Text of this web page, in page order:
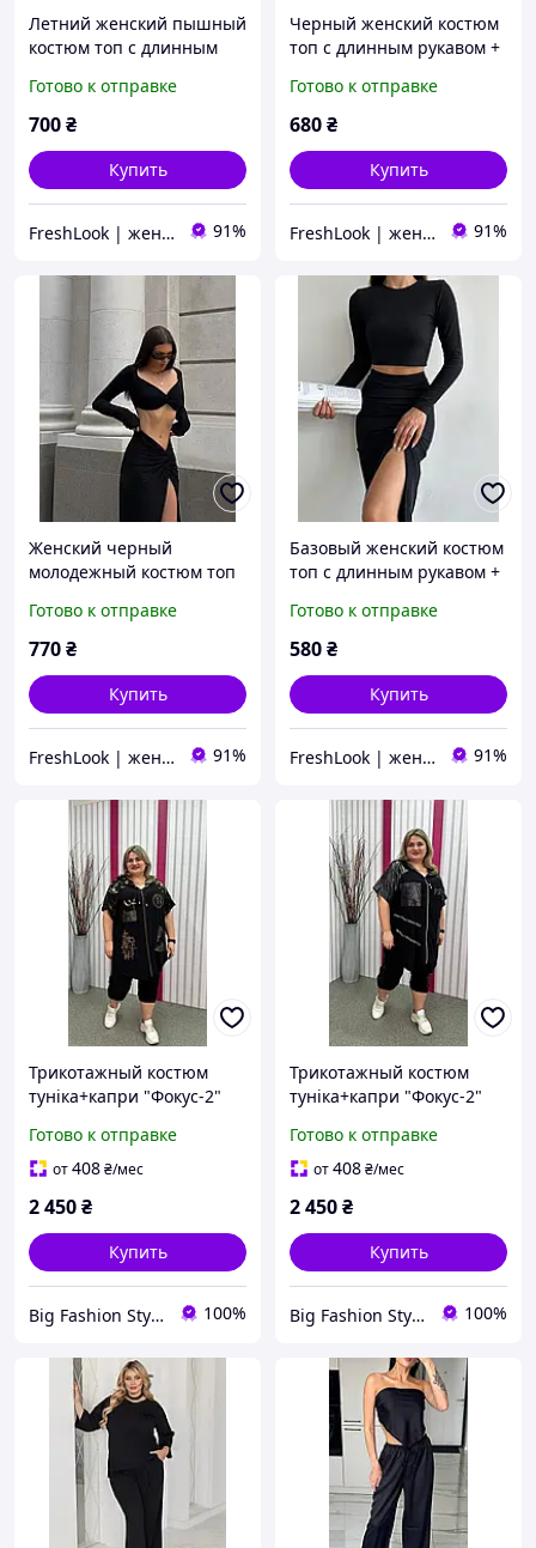
Летний женский пышный
костюм топ с длинным
воланами (черный,
белый, фисташковый,
Готово к отправке
700₴
Купить
FreshLook | женская одежда 91%
Черный женский костюм
топ с длинным рукавом +
44-46 размеры)
Готово к отправке
680₴
Купить
FreshLook | женская одежда 91%
Женский черный
молодежный костюм топ
с длинным рукавом
Готово к отправке
770₴
Купить
FreshLook | женская одежда 91%
Базовый женский костюм
топ с длинным рукавом +
(черный, бежевый,
синий, серый, зеленый)
Готово к отправке
580₴
Купить
FreshLook | женская одежда 91%
Трикотажный костюм
туніка+капри "Фокус-2"
большого размера 62-64
66-68 70-72 74-76
Готово к отправке
от408₴/мес
2 450₴
Купить
Big Fashion Style Интернет-магазин женской одежды больших размеров 100%
Трикотажный костюм
туніка+капри "Фокус-2"
большого размера 62-64
66-68 70-72 74-76
Готово к отправке
от408₴/мес
2 450₴
Купить
Big Fashion Style Интернет-магазин женской одежды больших размеров 100%